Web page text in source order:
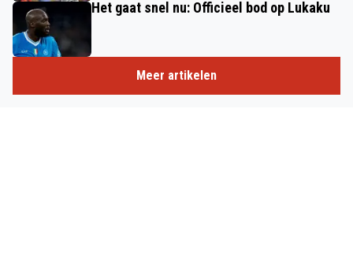
Het gaat snel nu: Officieel bod op Lukaku
Meer artikelen